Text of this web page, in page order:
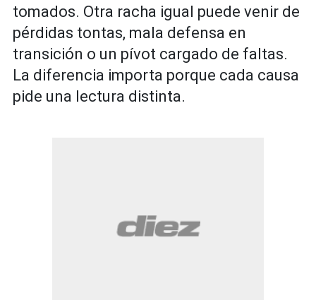
tomados. Otra racha igual puede venir de
pérdidas tontas, mala defensa en
transición o un pívot cargado de faltas.
La diferencia importa porque cada causa
pide una lectura distinta.